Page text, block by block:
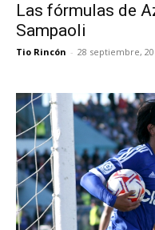
Las fórmulas de
Sampaoli
Tio Rincón - 28 septiembre,